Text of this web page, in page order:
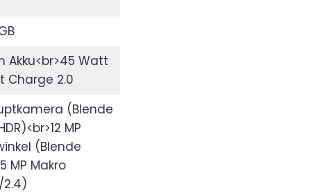
Akku<br>45 Watt
Charge 2.0
(Blende
MP
(Blende
MP Makro
2.4)